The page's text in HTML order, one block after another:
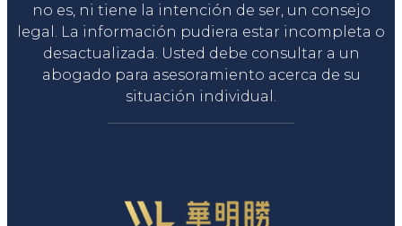
no es, ni tiene la intención de ser, un consejo
legal. La información pudiera estar incompleta o
desactualizada. Usted debe consultar a un
abogado para asesoramiento acerca de su
situación individual.